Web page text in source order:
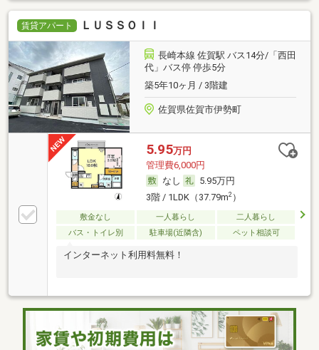
賃貸アパート ＬＵＳＳＯＩＩ
長崎本線 佐賀駅 バス14分/「西田
代」バス停 停歩5分
築5年10ヶ月 / 3階建
佐賀県佐賀市伊勢町
5.95万円
管理費6,000円
なし
5.95万円
3階 / 1LDK（37.79m2）
敷金なし 一人暮らし
二人暮らし
バス・トイレ別
駐車場(近隣含) ペット相談可
インターネット利用料無料！